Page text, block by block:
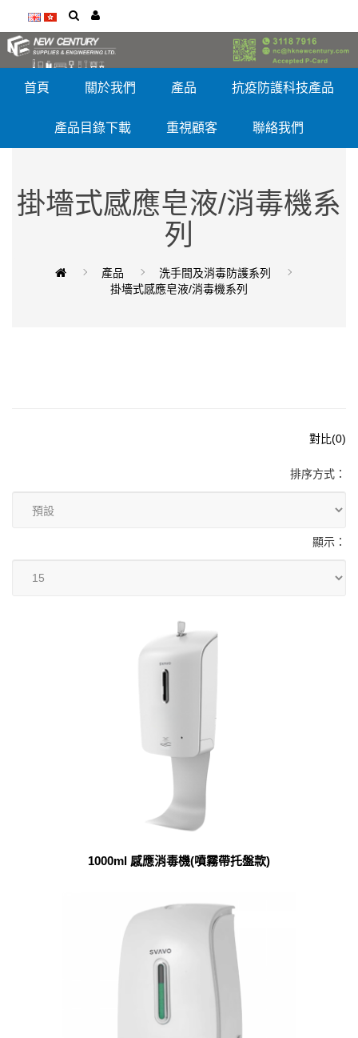
首頁 關於我們 產品 抗疫防護科技產品
產品目錄下載 重視顧客 聯絡我們
掛墻式感應皂液/消毒機系
列
產品
洗手間及消毒防護系列
掛墻式感應皂液/消毒機系列
對比(0)
排序方式：
顯示：
1000ml 感應消毒機(噴霧帶托盤款)